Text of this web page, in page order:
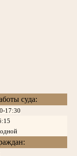
суда:
17:30